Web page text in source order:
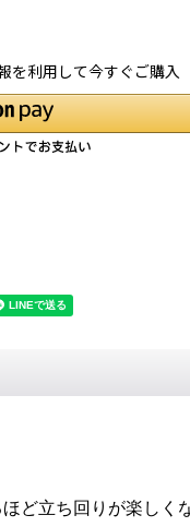
を利用して今すぐご購入
ど立ち回りが楽し